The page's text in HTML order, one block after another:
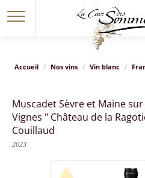
Accueil Nos vins Vin blanc
Muscadet Sèvre et Maine
Vignes " Château de la
Couillaud
2023